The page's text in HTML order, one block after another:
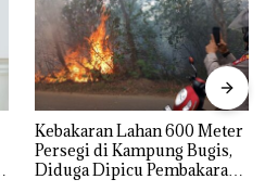
Kebakaran Lahan 600 Meter
Persegi di Kampung Bugis,
Diduga Dipicu Pembakaran